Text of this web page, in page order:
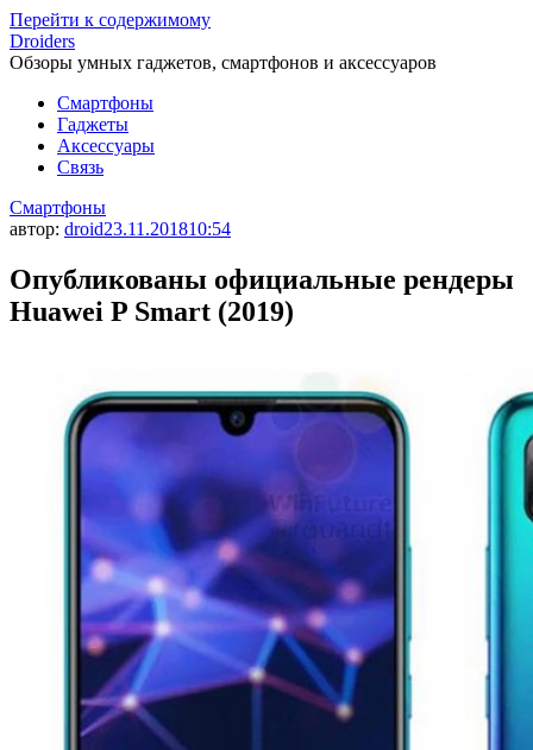
Перейти к содержимому
Droiders
Обзоры умных гаджетов, смартфонов и аксессуаров
Смартфоны
Гаджеты
Аксессуары
Связь
Смартфоны
автор: droid23.11.201810:54
Опубликованы официальные рендеры
Huawei P Smart (2019)